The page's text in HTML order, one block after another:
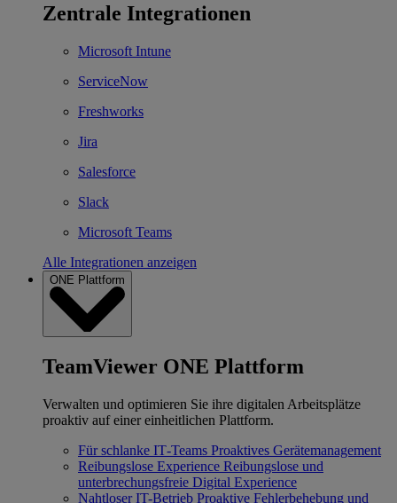
Zentrale Integrationen
Microsoft Intune
ServiceNow
Freshworks
Jira
Salesforce
Slack
Microsoft Teams
Alle Integrationen anzeigen
ONE Plattform
TeamViewer ONE Plattform
Verwalten und optimieren Sie ihre digitalen Arbeitsplätze
proaktiv auf einer einheitlichen Plattform.
Für schlanke IT‐Teams Proaktives Gerätemanagement
Reibungslose Experience Reibungslose und
unterbrechungsfreie Digital Experience
Nahtloser IT-Betrieb Proaktive Fehlerbehebung und